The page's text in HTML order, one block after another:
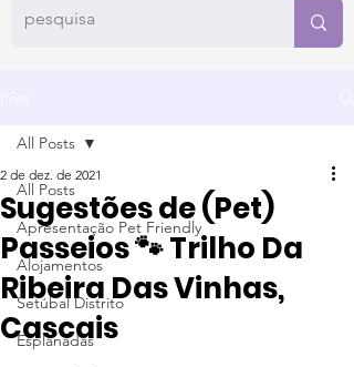
All Posts
Apresentação Pet Friendly
Alojamentos
Setúbal Distrito
Esplanadas
All Posts
Sugestões de (Pet)
Passeios 🐾 Trilho Da
Ribeira Das Vinhas,
Cascais
2 de dez. de 2021